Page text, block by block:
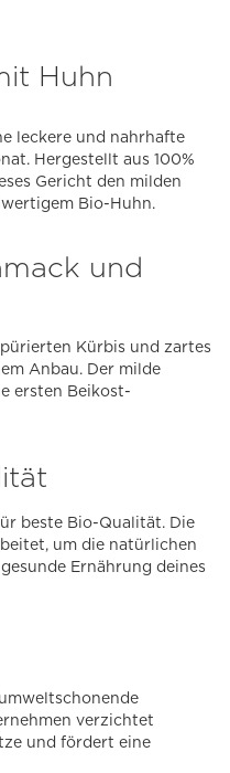
Huhn
leckere und nahrhafte
Hergestellt aus 100%
Gericht den milden
Bio-Huhn.
und
Kürbis und zartes
Anbau. Der milde
ersten Beikost-
beste Bio-Qualität. Die
um die natürlichen
Ernährung deines
verzichtet
und fördert eine